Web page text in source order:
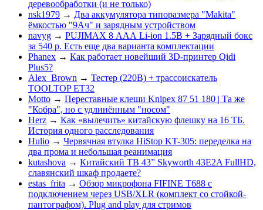
деревообработки (и не только)
nsk1979 → Два аккумулятора типоразмера "Makita"
ёмкостью "9Ач" и зарядным устройством
navyg → PUJIMAX 8 ААА Li-ion 1.5В + Зарядный бокс
за 540 р. Есть еще два варианта комплектации
Phanex → Как работает новейший 3D-принтер Qidi
Plus5?
Alex_Brown → Тестер (220В) + трассоискатель
TOOLTOP ET32
Motto → Переставные клещи Knipex 87 51 180 | Та же
"Кобра", но с удлинённым "носом"
Herz → Как «вылечить» китайскую флешку на 16 ТБ.
История одного расследования
Hulio → Червячная втулка HiStop KT-305: переделка на
два прома и небольшая реанимация
kutashova → Китайский ТВ 43” Skyworth 43E2A FullHD,
славянский шкаф продаете?
estas_frita → Обзор микрофона FIFINE T688 с
подключением через USB/XLR (комплект со стойкой-
пантографом). Plug and play для стримов